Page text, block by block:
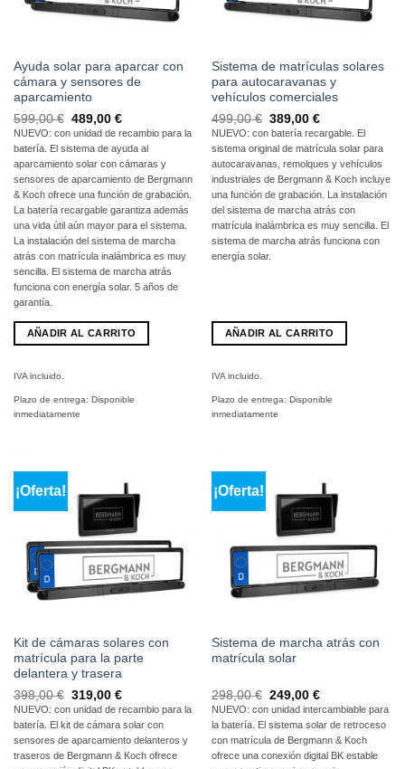
Ayuda solar para aparcar con
cámara y sensores de
aparcamiento
599,00€ El
precio
original
era:
599,00
€
489,00 €El
precio
actual
es:
489,00
€.
NUEVO: con unidad de recambio para la
batería. El sistema de ayuda al
aparcamiento solar con cámaras y
sensores de aparcamiento de Bergmann
& Koch ofrece una función de grabación.
La batería recargable garantiza además
una vida útil aún mayor para el sistema.
La instalación del sistema de marcha
atrás con matrícula inalámbrica es muy
sencilla. El sistema de marcha atrás
funciona con energía solar. 5 años de
garantía.
AÑADIR AL CARRITO
IVA incluido.
Plazo de entrega: Disponible
inmediatamente
Sistema de matrículas solares
para autocaravanas y
vehículos comerciales
499,00€ El
precio
original
era:
499,00
€
389,00 €El
precio
actual
es:
389,00
€.
NUEVO: con batería recargable. El
sistemaoriginal de matrícula solar para
autocaravanas, remolques y vehículos
industriales de Bergmann & Koch incluye
una función de grabación. La instalación
del sistema de marcha atrás con
matrícula inalámbrica es muy sencilla. El
sistema de marcha atrás funciona con
energía solar.
AÑADIR AL CARRITO
IVA incluido.
Plazo de entrega: Disponible
inmediatamente
¡Oferta!
Kit de cámaras solares con
matrícula para la parte
delantera y trasera
398,00€ El
precio
original
era:
398,00
€
319,00 €El
precio
actual
es:
319,00
€.
NUEVO: con unidad de recambio para la
batería. El kit de cámara solar con
sensores de aparcamiento delanteros y
traseros de Bergmann & Koch ofrece
¡Oferta!
Sistema de marcha atrás con
matrícula solar
298,00€ El
precio
original
era:
298,00
€
249,00 €El
precio
actual
es:
249,00
€.
NUEVO: con unidad intercambiable para
la batería. El sistema solar de retroceso
con matrícula de Bergmann & Koch
ofrece una conexión digital BK estable